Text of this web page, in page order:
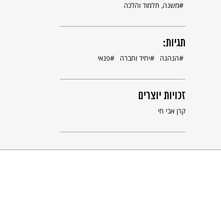
משנה, תלמוד והלכה
תגיות:
הנהגה יחיד וחברה פנאי
זכויות יוצרים
קרן אבי חי